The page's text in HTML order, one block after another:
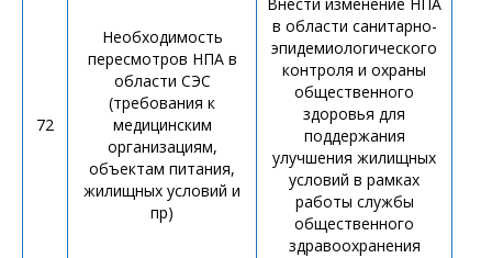
72
Необходимость
пересмотров НПА в
области СЭС
(требования к
медицинским
организациям,
объектам питания,
жилищных условий и
пр)
Внести изменение НПА
в области санитарно-
эпидемиологического
контроля и охраны
общественного
здоровья для
поддержания
улучшения жилищных
условий в рамках
работы службы
общественного
здравоохранения